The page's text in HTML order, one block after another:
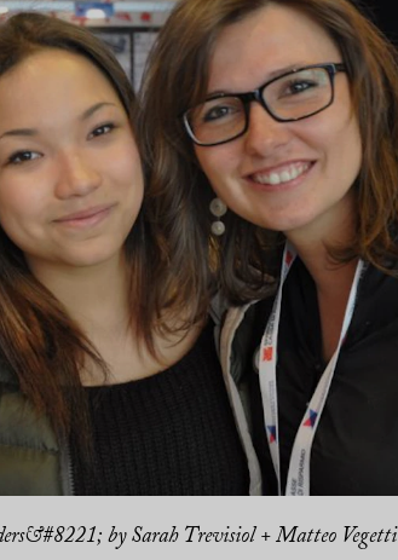
by Sarah Trevisiol + Matteo Vegetti